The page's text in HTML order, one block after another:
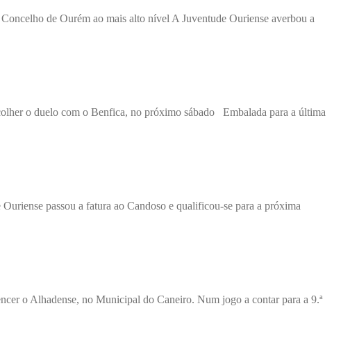
de Ourém ao mais alto nível A Juventude Ouriense averbou a
o duelo com o Benfica, no próximo sábado Embalada para a última
passou a fatura ao Candoso e qualificou-se para a próxima
o Alhadense, no Municipal do Caneiro. Num jogo a contar para a 9.ª